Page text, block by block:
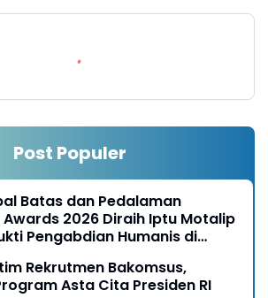
Post Populer
Batas dan Pedalaman
Awards 2026 Diraih Iptu Motalip
Pengabdian Humanis di
Rekrutmen Bakomsus,
Asta Cita Presiden RI